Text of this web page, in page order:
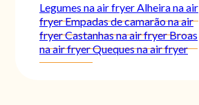
Legumes na air fryerAlheira na air
fryerEmpadas de camarão na air
fryerCastanhas na air fryerBroas
na air fryerQueques na air fryer